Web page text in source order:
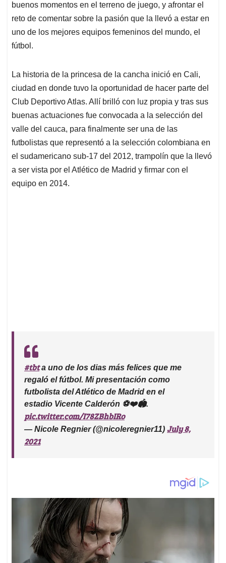
buenos momentos en el terreno de juego, y afrontar el
reto de comentar sobre la pasión que la llevó a estar en
uno de los mejores equipos femeninos del mundo, el
fútbol.
La historia de la princesa de la cancha inició en Cali,
ciudad en donde tuvo la oportunidad de hacer parte del
Club Deportivo Atlas. Allí brilló con luz propia y tras sus
buenas actuaciones fue convocada a la selección del
valle del cauca, para finalmente ser una de las
futbolistas que representó a la selección colombiana en
el sudamericano sub-17 del 2012, trampolín que la llevó
a ser vista por el Atlético de Madrid y firmar con el
equipo en 2014.
#tbta uno de los dias más felices que me
regaló el fútbol. Mi presentación como
futbolista del Atlético de Madrid en el
estadio Vicente Calderón ⚽️❤️🏟.
pic.twitter.com/I78ZBhbIRo
— Nicole Regnier (@nicoleregnier11) July 8,
2021